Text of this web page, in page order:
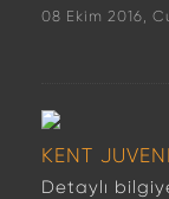
08 Ekim 2016,
KENT
Detaylı